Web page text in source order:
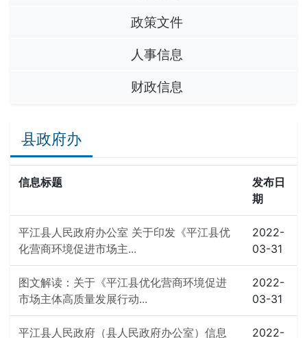
政策文件
人事信息
财政信息
县政府办
信息标题
发布日
期
平江县人民政府办公室 关于印发《平江县优
化营商环境促进市场主...
2022-
03-31
图文解读：关于《平江县优化营商环境促进
市场主体高质量发展行动...
2022-
03-31
平江县人民政府（县人民政府办公室）信息
2022-